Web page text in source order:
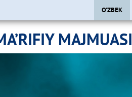
O’ZBEK
MAJMUASI